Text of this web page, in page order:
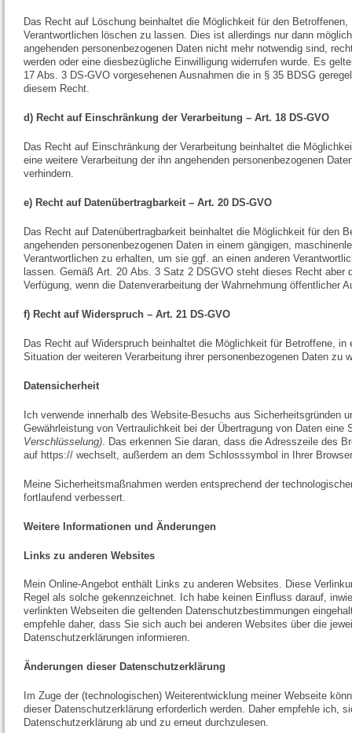
Das Recht auf Löschung beinhaltet die Möglichkeit für den Betroffenen,
Verantwortlichen löschen zu lassen. Dies ist allerdings nur dann
angehenden personenbezogenen Daten nicht mehr notwendig sind,
werden oder eine diesbezügliche Einwilligung widerrufen wurde. Es
17 Abs. 3 DS-GVO vorgesehenen Ausnahmen die in § 35 BDSG
diesem Recht.
d) Recht auf Einschränkung der Verarbeitung – Art. 18 DS-GVO
Das Recht auf Einschränkung der Verarbeitung beinhaltet die
eine weitere Verarbeitung der ihn angehenden personenbezogenen
verhindern.
e) Recht auf Datenübertragbarkeit – Art. 20 DS-GVO
Das Recht auf Datenübertragbarkeit beinhaltet die Möglichkeit für den
angehenden personenbezogenen Daten in einem gängigen,
Verantwortlichen zu erhalten, um sie ggf. an einen anderen
lassen. Gemäß Art. 20 Abs. 3 Satz 2 DSGVO steht dieses Recht aber
Verfügung, wenn die Datenverarbeitung der Wahrnehmung öffentlicher
f) Recht auf Widerspruch – Art. 21 DS-GVO
Das Recht auf Widerspruch beinhaltet die Möglichkeit für Betroffene, in
Situation der weiteren Verarbeitung ihrer personenbezogenen Daten zu
Datensicherheit
Ich verwende innerhalb des Website-Besuchs aus Sicherheitsgründen
Gewährleistung von Vertraulichkeit bei der Übertragung von Daten eine
Verschlüsselung) . Das erkennen Sie daran, dass die Adresszeile des
auf https:// wechselt, außerdem an dem Schlosssymbol in Ihrer
Meine Sicherheitsmaßnahmen werden entsprechend der
fortlaufend verbessert.
Weitere Informationen und Änderungen
Links zu anderen Websites
Mein Online-Angebot enthält Links zu anderen Websites. Diese
Regel als solche gekennzeichnet. Ich habe keinen Einfluss darauf,
verlinkten Webseiten die geltenden Datenschutzbestimmungen
empfehle daher, dass Sie sich auch bei anderen Websites über die
Datenschutzerklärungen informieren.
Änderungen dieser Datenschutzerklärung
Im Zuge der (technologischen) Weiterentwicklung meiner Webseite
dieser Datenschutzerklärung erforderlich werden. Daher empfehle ich,
Datenschutzerklärung ab und zu erneut durchzulesen.